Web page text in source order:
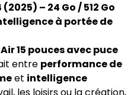
– 24 Go / 512 Go
à portée de
15 pouces avec puce
entre performance de
et intelligence